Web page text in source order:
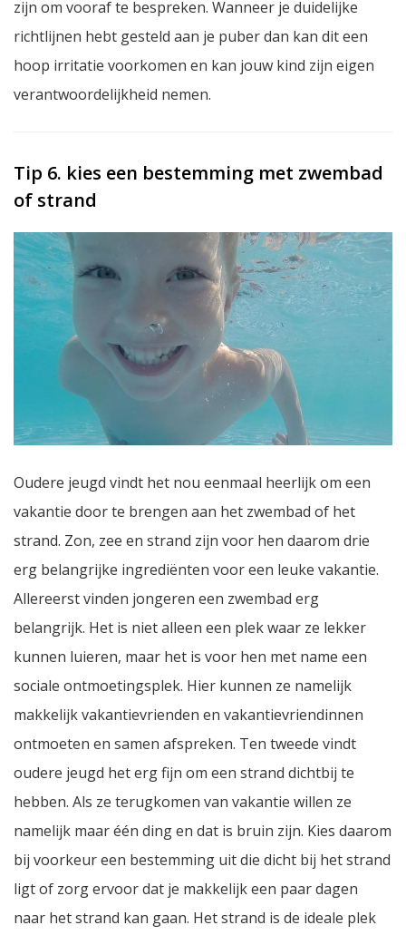
zijn om vooraf te bespreken. Wanneer je duidelijke
richtlijnen hebt gesteld aan je puber dan kan dit een
hoop irritatie voorkomen en kan jouw kind zijn eigen
verantwoordelijkheid nemen.
Tip 6. kies een bestemming met zwembad
of strand
Oudere jeugd vindt het nou eenmaal heerlijk om een
vakantie door te brengen aan het zwembad of het
strand. Zon, zee en strand zijn voor hen daarom drie
erg belangrijke ingrediënten voor een leuke vakantie.
Allereerst vinden jongeren een zwembad erg
belangrijk. Het is niet alleen een plek waar ze lekker
kunnen luieren, maar het is voor hen met name een
sociale ontmoetingsplek. Hier kunnen ze namelijk
makkelijk vakantievrienden en vakantievriendinnen
ontmoeten en samen afspreken. Ten tweede vindt
oudere jeugd het erg fijn om een strand dichtbij te
hebben. Als ze terugkomen van vakantie willen ze
namelijk maar één ding en dat is bruin zijn. Kies daarom
bij voorkeur een bestemming uit die dicht bij het strand
ligt of zorg ervoor dat je makkelijk een paar dagen
naar het strand kan gaan. Het strand is de ideale plek